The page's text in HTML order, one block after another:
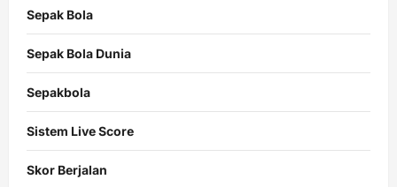
Sepak Bola
Sepak Bola Dunia
Sepakbola
Sistem Live Score
Skor Berjalan